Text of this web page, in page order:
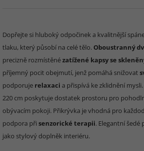
Dopřejte si hluboký odpočinek a kvalitnější
tlaku, který působí na celé tělo. Oboustranný
precizně rozmístěnézatížené kapsy se
příjemný pocit obejmutí, jenž pomáhá snižovat
podporuje relaxaci a přispívá ke zklidnění
220 cm poskytuje dostatek prostoru pro
obývacím pokoji. Přikrývka je vhodná pro
podpora při senzorické terapii. Elegantní
jako stylový doplněk interiéru.